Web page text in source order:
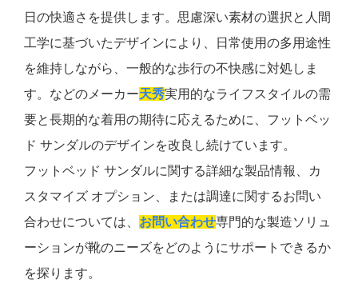
日の快適さを提供します。思慮深い素材の選択と人間
工学に基づいたデザインにより、日常使用の多用途性
を維持しながら、一般的な歩行の不快感に対処しま
す。などのメーカー天秀実用的なライフスタイルの需
要と長期的な着用の期待に応えるために、フットベッ
ド サンダルのデザインを改良し続けています。
フットベッド サンダルに関する詳細な製品情報、カ
スタマイズ オプション、または調達に関するお問い
合わせについては、 お問い合わせ専門的な製造ソリュ
ーションが靴のニーズをどのようにサポートできるか
を探ります。